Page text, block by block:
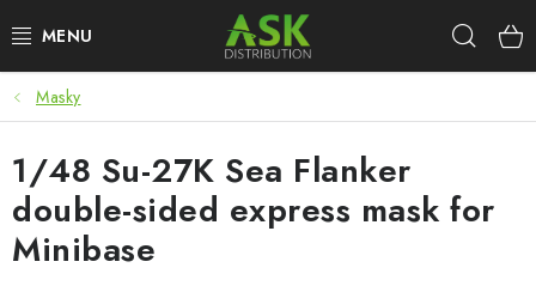
na
WARHAMMER
ASK PRODUKTY
NOVINKY
Masky
1/48 Su-27K Sea Flanker
double-sided express mask for
Minibase